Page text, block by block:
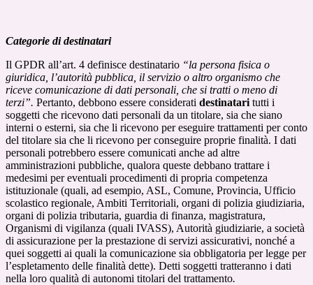
Categorie di destinatari
Il GPDR all’art. 4 definisce destinatario “la persona fisica o
giuridica, l’autorità pubblica, il servizio o altro organismo che
riceve comunicazione di dati personali, che si tratti o meno di
terzi”. Pertanto, debbono essere considerati destinatari tutti i
soggetti che ricevono dati personali da un titolare, sia che siano
interni o esterni, sia che li ricevono per eseguire trattamenti per conto
del titolare sia che li ricevono per conseguire proprie finalità. I dati
personali potrebbero essere comunicati anche ad altre
amministrazioni pubbliche, qualora queste debbano trattare i
medesimi per eventuali procedimenti di propria competenza
istituzionale (quali, ad esempio, ASL, Comune, Provincia, Ufficio
scolastico regionale, Ambiti Territoriali, organi di polizia giudiziaria,
organi di polizia tributaria, guardia di finanza, magistratura,
Organismi di vigilanza (quali IVASS), Autorità giudiziarie, a società
di assicurazione per la prestazione di servizi assicurativi, nonché a
quei soggetti ai quali la comunicazione sia obbligatoria per legge per
l’espletamento delle finalità dette). Detti soggetti tratteranno i dati
nella loro qualità di autonomi titolari del trattamento.